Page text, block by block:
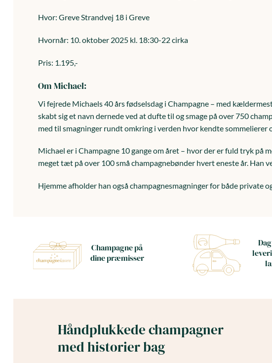
Hvor: Greve Strandvej 18 i Greve
Hvornår: 10. oktober 2025 kl. 18:30-22 cirka
Pris: 1.195,-
Om Michael:
Vi fejrede Michaels 40 års fødselsdag i Champagne – med
skabt sig et navn dernede ved at dufte til og smage på over 750
med til smagninger rundt omkring i verden hvor kendte
Michael er i Champagne 10 gange om året – hvor der er fuld tryk på
meget tæt på over 100 små champagnebønder hvert eneste år. Han
Hjemme afholder han også champagnesmagninger for både private
Champagne på
dine præmisser
Håndplukkede champagner
med historier bag